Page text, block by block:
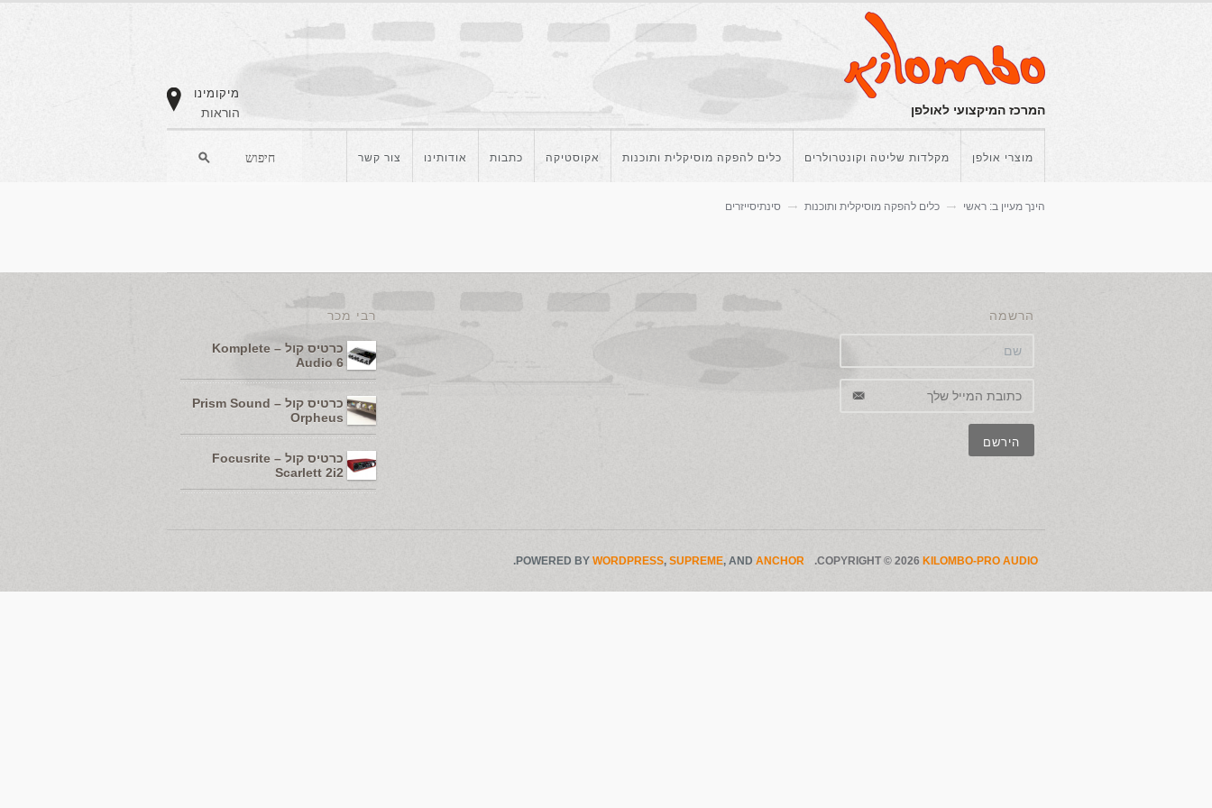
המרכז המיקצועי לאולפן
מיקומינו
הוראות
מוצרי אולפן מקלדות שליטה וקונטרולרים כלים להפקה מוסיקלית ותוכנות אקוסטיקה כתבות אודותינו צור קשר
הינך מעיין ב: ראשי כלים להפקה מוסיקלית ותוכנות סינתיסייזרים
הרשמה רבי מכר
כרטיס קול – Komplete
Audio 6
כרטיס קול – Prism Sound
Orpheus
כרטיס קול – Focusrite
Scarlett 2i2
COPYRIGHT © 2026 KILOMBO-PRO AUDIO
.
POWERED BY WORDPRESS, SUPREME, AND ANCHOR
.